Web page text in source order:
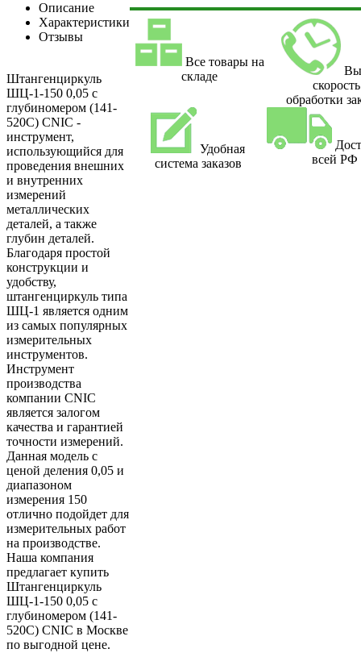
Описание
Характеристики
Отзывы
Штангенциркуль
ШЦ-1-150 0,05 с
глубиномером (141-
520C) CNIC -
инструмент,
использующийся для
проведения внешних
и внутренних
измерений
металлических
деталей, а также
глубин деталей.
Благодаря простой
конструкции и
удобству,
штангенциркуль типа
ШЦ-1 является одним
из самых популярных
измерительных
инструментов.
Инструмент
производства
компании CNIC
является залогом
качества и гарантией
точности измерений.
Данная модель с
ценой деления 0,05 и
диапазоном
измерения 150
отлично подойдет для
измерительных работ
на производстве.
Наша компания
предлагает купить
Штангенциркуль
ШЦ-1-150 0,05 с
глубиномером (141-
520C) CNIC в Москве
по выгодной цене.
Все товары на
складе
скорость
обработки
Удобная
система заказов
всей РФ